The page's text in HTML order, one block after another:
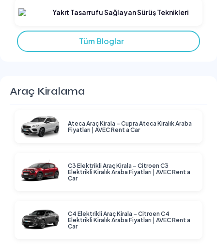
Yakıt Tasarrufu Sağlayan Sürüş Teknikleri
Tüm Bloglar
Araç Kiralama
Ateca Araç Kirala – Cupra Ateca Kiralık Araba
Fiyatları | AVEC Rent a Car
C3 Elektrikli Araç Kirala – Citroen C3
Elektrikli Kiralık Araba Fiyatları | AVEC Rent a
Car
C4 Elektrikli Araç Kirala – Citroen C4
Elektrikli Kiralık Araba Fiyatları | AVEC Rent a
Car